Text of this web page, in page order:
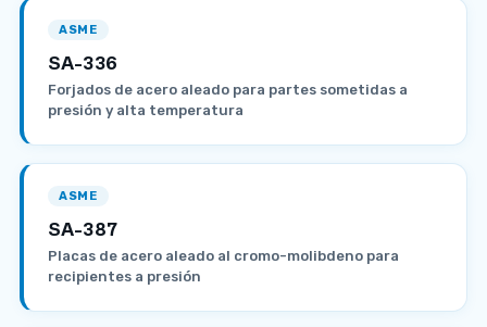
ASME
SA-336
Forjados de acero aleado para partes sometidas a
presión y alta temperatura
ASME
SA-387
Placas de acero aleado al cromo-molibdeno para
recipientes a presión